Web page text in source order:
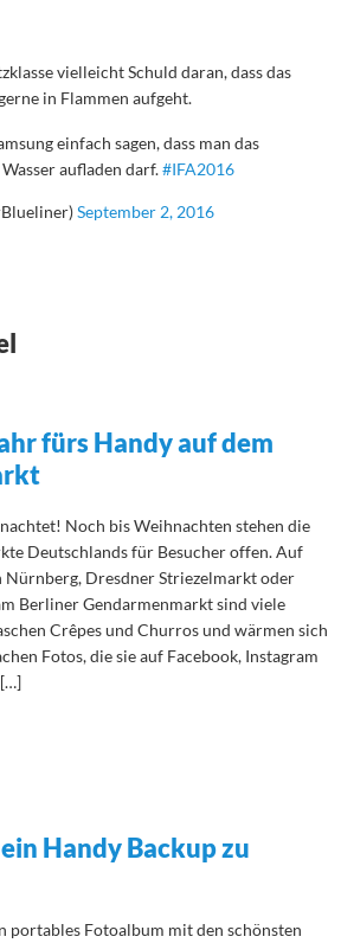
vielleicht Schuld daran, dass das
in Flammen aufgeht.
einfach sagen, dass man das
aufladen darf.#IFA2016
September 2, 2016
fürs Handy auf dem
Noch bis Weihnachten stehen die
Deutschlands für Besucher offen. Auf
Dresdner Striezelmarkt oder
Berliner Gendarmenmarkt sind viele
Crêpes und Churros und wärmen sich
Fotos, die sie auf Facebook, Instagram
Handy Backup zu
portables Fotoalbum mit den schönsten